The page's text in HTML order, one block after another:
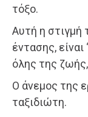
τόξο.
Αυτή η στιγμή
έντασης, είναι
όλης της ζωής,
Ο άνεμος της
ταξιδιώτη.